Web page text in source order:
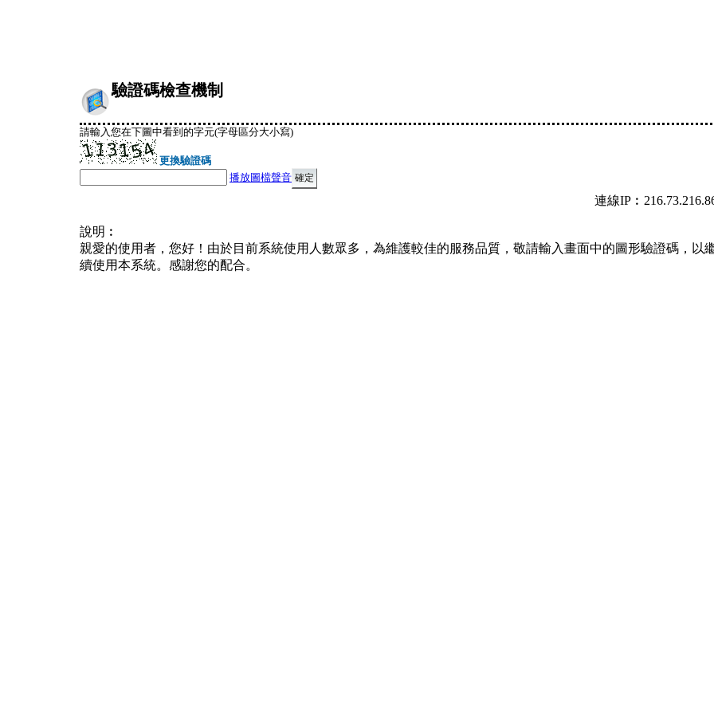
驗證碼檢查機制
請輸入您在下圖中看到的字元(字母區分大小寫)
更換驗證碼
播放圖檔聲音
連線
說明︰
親愛的使用者，您好！由於目前系統使用人數眾多，為維護較佳的服務品質，敬請輸入畫面中的圖形驗證碼，以
續使用本系統。感謝您的配合。